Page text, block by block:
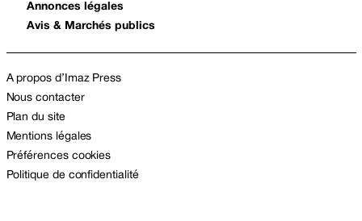
Annonces légales
Avis & Marchés publics
A propos d’Imaz Press
Nous contacter
Plan du site
Mentions légales
Préférences cookies
Politique de confidentialité